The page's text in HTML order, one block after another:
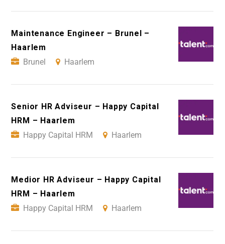
Maintenance Engineer – Brunel –
Haarlem
Brunel
Haarlem
Senior HR Adviseur – Happy Capital
HRM – Haarlem
Happy Capital HRM
Haarlem
Medior HR Adviseur – Happy Capital
HRM – Haarlem
Happy Capital HRM
Haarlem